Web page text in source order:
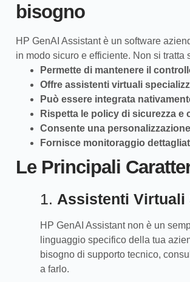
bisogno
HP GenAI Assistant è un software
in modo sicuro e efficiente. Non si
Permette di mantenere il
Offre assistenti virtuali
Può essere integrata
Rispetta le policy di sicurezza e
Consente una
Fornisce monitoraggio
Le Principali
1. Assistenti Virtuali
HP GenAI Assistant non è un
linguaggio specifico della tua
bisogno di supporto tecnico,
a farlo.